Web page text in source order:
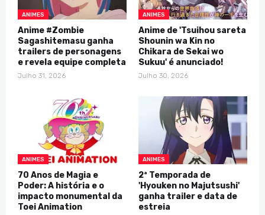
ANIMES
Anime #Zombie
Sagashitemasu ganha
trailers de personagens
e revela equipe completa
Julho 31, 2026
ANIMES
Anime de 'Tsuihou sareta
Shounin wa Kin no
Chikara de Sekai wo
Sukuu' é anunciado!
Julho 30, 2026
ANIMES
70 Anos de Magia e
Poder: A história e o
impacto monumental da
Toei Animation
ANIMES
2ª Temporada de
'Hyouken no Majutsushi'
ganha trailer e data de
estreia